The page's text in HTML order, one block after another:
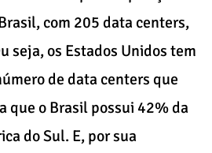
com 205 data centers,
seja, os Estados Unidos tem
de data centers que
que o Brasil possui 42% da
do Sul. E, por sua